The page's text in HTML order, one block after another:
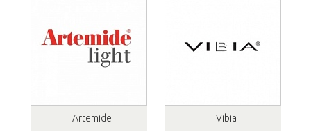
Artemide Vibia